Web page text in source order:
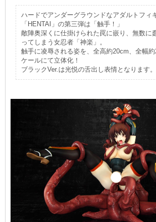
ハードでアンダーグラウンドなアダルトフィ
「HENTAI」の第三弾は「触手！」
敵陣奥深くに仕掛けられた罠に嵌り、無数に
ってしまう女忍者「神楽」。
触手に凌辱される姿を、全高約20cm、全幅
ケールにて立体化！
ブラックVer.は光悦の舌出し表情となります。